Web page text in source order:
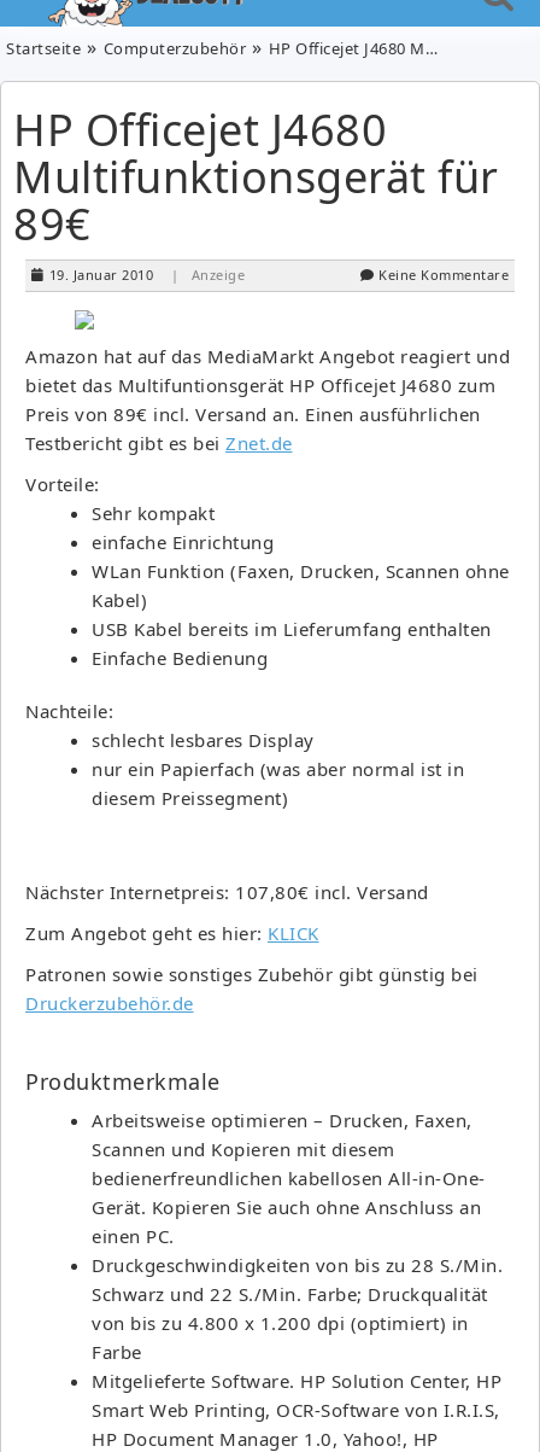
Startseite Computerzubehör HP Officejet J4680 Multifunktionsgerät für 89€
HP Officejet J4680
Multifunktionsgerät für
89€
19. Januar 2010 | Anzeige Keine Kommentare
Amazon hat auf das MediaMarkt Angebot reagiert und
bietet das Multifuntionsgerät HP Officejet J4680 zum
Preis von 89€ incl. Versand an. Einen ausführlichen
Testbericht gibt es bei Znet.de
Vorteile:
Sehr kompakt
einfache Einrichtung
WLan Funktion (Faxen, Drucken, Scannen ohne
Kabel)
USB Kabel bereits im Lieferumfang enthalten
Einfache Bedienung
Nachteile:
schlecht lesbares Display
nur ein Papierfach (was aber normal ist in
diesem Preissegment)
Nächster Internetpreis: 107,80€ incl. Versand
Zum Angebot geht es hier: KLICK
Patronen sowie sonstiges Zubehör gibt günstig bei
Druckerzubehör.de
Produktmerkmale
Arbeitsweise optimieren – Drucken, Faxen,
Scannen und Kopieren mit diesem
bedienerfreundlichen kabellosen All-in-One-
Gerät. Kopieren Sie auch ohne Anschluss an
einen PC.
Druckgeschwindigkeiten von bis zu 28 S./Min.
Schwarz und 22 S./Min. Farbe; Druckqualität
von bis zu 4.800 x 1.200 dpi (optimiert) in
Farbe
Mitgelieferte Software. HP Solution Center, HP
Smart Web Printing, OCR-Software von I.R.I.S,
HP Document Manager 1.0, Yahoo!, HP